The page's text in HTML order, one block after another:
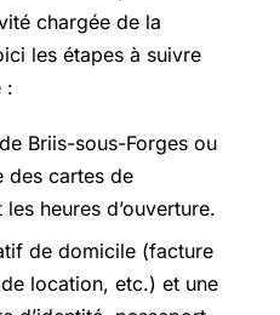
chargée de la
les étapes à suivre
:
Briis-sous-Forges ou
des cartes de
heures d’ouverture.
de domicile (facture
location, etc.) et une